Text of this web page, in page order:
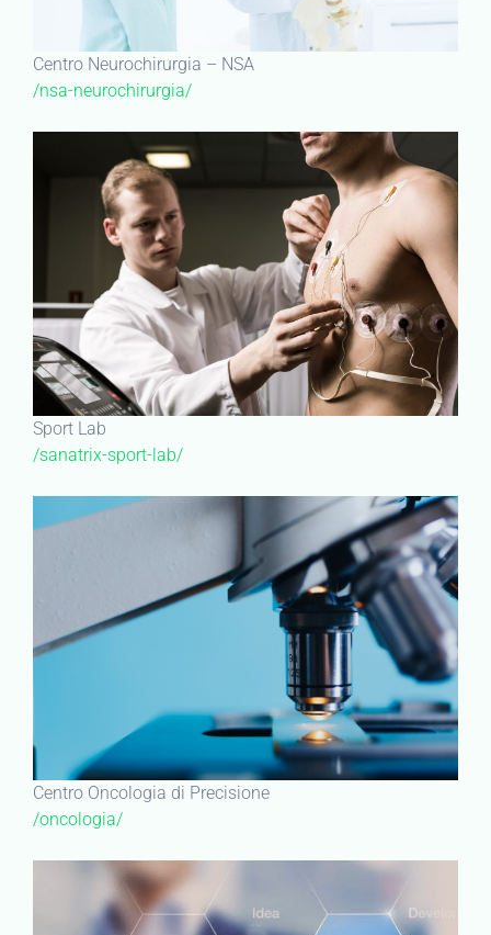
Centro Neurochirurgia – NSA
/nsa-neurochirurgia/
Sport Lab
/sanatrix-sport-lab/
Centro Oncologia di Precisione
/oncologia/